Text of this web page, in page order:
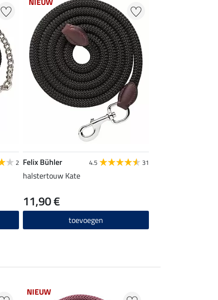
2 Felix Bühler 4.5 31
halstertouw Kate
11,90 €
toevoegen
NIEUW